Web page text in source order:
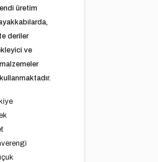
üretim
deriler
ve